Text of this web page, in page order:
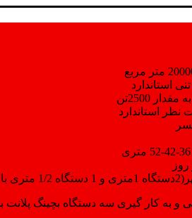
2500تن
نظر استاندارد
ظرفیت 2500 تن در کنار پرسنل متخصص و پر تلاش واحدهای تولید و ازمایشگاه,بتن با کیفیت را برای واحد